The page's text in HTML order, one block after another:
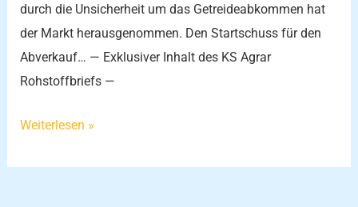
durch die Unsicherheit um das Getreideabkommen hat
der Markt herausgenommen. Den Startschuss für den
Abverkauf… — Exklusiver Inhalt des KS Agrar
Rohstoffbriefs —
Weiterlesen »